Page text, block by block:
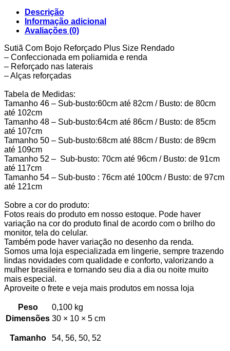
Descrição
Informação adicional
Avaliações (0)
Sutiã Com Bojo Reforçado Plus Size Rendado
– Confeccionada em poliamida e renda
– Reforçado nas laterais
– Alças reforçadas
Tabela de Medidas:
Tamanho 46 – Sub-busto:60cm até 82cm / Busto: de 80cm
até 102cm
Tamanho 48 – Sub-busto:64cm até 86cm / Busto: de 85cm
até 107cm
Tamanho 50 – Sub-busto:68cm até 88cm / Busto: de 89cm
até 109cm
Tamanho 52 – Sub-busto: 70cm até 96cm / Busto: de 91cm
até 117cm
Tamanho 54 – Sub-busto : 76cm até 100cm / Busto: de 97cm
até 121cm
Sobre a cor do produto:
Fotos reais do produto em nosso estoque. Pode haver
variação na cor do produto final de acordo com o brilho do
monitor, tela do celular.
Também pode haver variação no desenho da renda.
Somos uma loja especializada em lingerie, sempre trazendo
lindas novidades com qualidade e conforto, valorizando a
mulher brasileira e tornando seu dia a dia ou noite muito
mais especial.
Aproveite o frete e veja mais produtos em nossa loja
Peso
0,100 kg
Dimensões 30 × 10 × 5 cm
Tamanho 54, 56, 50, 52